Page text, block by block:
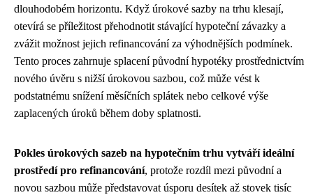
dlouhodobém horizontu. Když úrokové sazby na trhu klesají,
otevírá se příležitost přehodnotit stávající hypoteční závazky a
zvážit možnost jejich refinancování za výhodnějších podmínek.
Tento proces zahrnuje splacení původní hypotéky prostřednictvím
nového úvěru s nižší úrokovou sazbou, což může vést k
podstatnému snížení měsíčních splátek nebo celkové výše
zaplacených úroků během doby splatnosti.
Pokles úrokových sazeb na hypotečním trhu vytváří ideální
prostředí pro refinancování, protože rozdíl mezi původní a
novou sazbou může představovat úsporu desítek až stovek tisíc